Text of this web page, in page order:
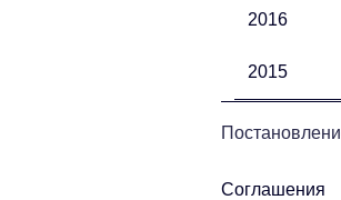
2016
2015
Соглашения